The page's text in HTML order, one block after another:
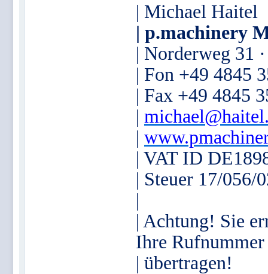
| Michael Haitel
| p.machinery
| Norderweg 31
| Fon +49 4845
| Fax +49 4845
|
|
| VAT ID
| Steuer 17/056/
|
| Achtung! Sie
Ihre Rufnummer
| übertragen!